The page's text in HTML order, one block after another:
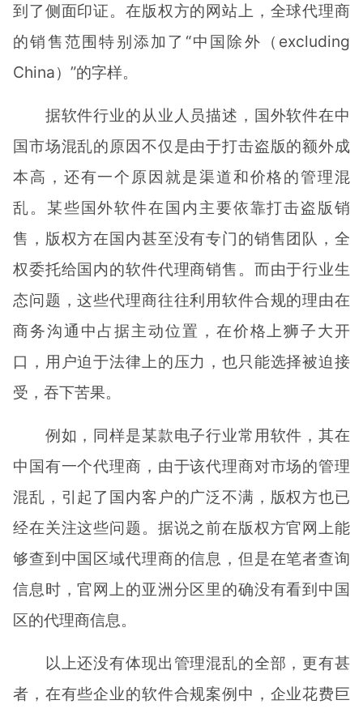
到了侧面印证。在版权方的网站上，全球代理商
的销售范围特别添加了“中国除外（excluding
China）”的字样。
据软件行业的从业人员描述，国外软件在中
国市场混乱的原因不仅是由于打击盗版的额外成
本高，还有一个原因就是渠道和价格的管理混
乱。某些国外软件在国内主要依靠打击盗版销
售，版权方在国内甚至没有专门的销售团队，全
权委托给国内的软件代理商销售。而由于行业生
态问题，这些代理商往往利用软件合规的理由在
商务沟通中占据主动位置，在价格上狮子大开
口，用户迫于法律上的压力，也只能选择被迫接
受，吞下苦果。
例如，同样是某款电子行业常用软件，其在
中国有一个代理商，由于该代理商对市场的管理
混乱，引起了国内客户的广泛不满，版权方也已
经在关注这些问题。据说之前在版权方官网上能
够查到中国区域代理商的信息，但是在笔者查询
信息时，官网上的亚洲分区里的确没有看到中国
区的代理商信息。
以上还没有体现出管理混乱的全部，更有甚
者，在有些企业的软件合规案例中，企业花费巨